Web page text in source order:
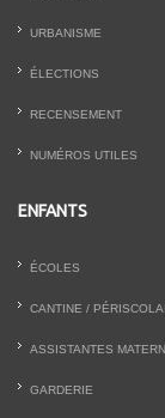
URBANISME
ÉLECTIONS
RECENSEMENT
NUMÉROS UTILES
ENFANTS
ÉCOLES
CANTINE /
ASSISTANTES
GARDERIE